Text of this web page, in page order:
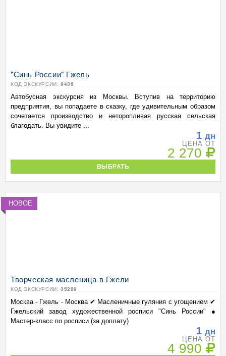
"Синь России" Гжель
КОД ЭКСКУРСИИ: 9436
Автобусная экскурсия из Москвы. Вступив на территорию
предприятия, вы попадаете в сказку, где удивительным образом
сочетается производство и неторопливая русская сельская
благодать. Вы увидите ...
1 дн
ЦЕНА ОТ
2 270
ВЫБРАТЬ
НОВОЕ
Творческая масленица в Гжели
КОД ЭКСКУРСИИ: 35289
Москва - Гжель - Москва ✔ Масленичные гуляния с угощением ✔
Гжельский завод художественной росписи "Синь России" ●
Мастер-класс по росписи (за доплату)
1 дн
ЦЕНА ОТ
4 990